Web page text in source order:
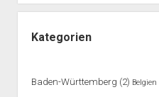
Kategorien
Baden-Württemberg (2) Belgien